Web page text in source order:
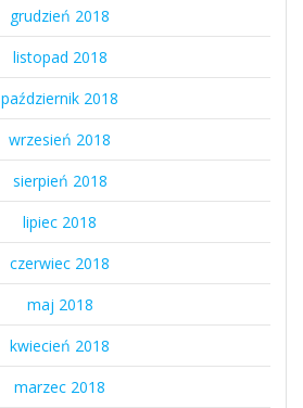
grudzień 2018
listopad 2018
październik 2018
wrzesień 2018
sierpień 2018
lipiec 2018
czerwiec 2018
maj 2018
kwiecień 2018
marzec 2018